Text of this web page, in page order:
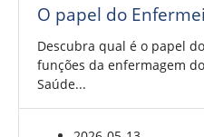
O papel do
Descubra qual é o papel
funções da enfermagem
Saúde...